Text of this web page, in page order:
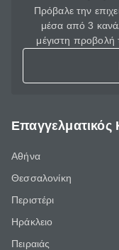
Πρόβαλε την
μέσα από 3
μέγιστη προβολή
Επαγγελματικός
Αθήνα
Θεσσαλονίκη
Περιστέρι
Ηράκλειο
Πειραιάς